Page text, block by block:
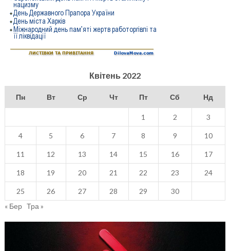
Квітень 2022
Пн Вт Ср Чт Пт Сб Нд
1 2 3
4 5 6 7 8 9 10
11 12 13 14 15 16 17
18 19 20 21 22 23 24
25 26 27 28 29
30
« Бер Тра »